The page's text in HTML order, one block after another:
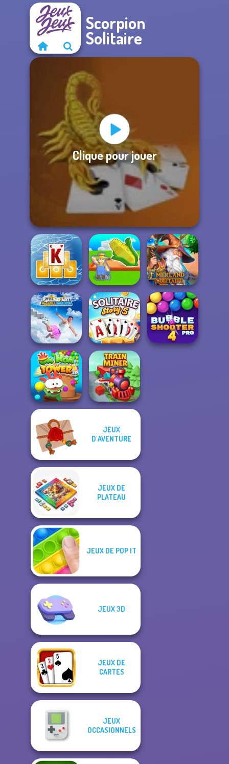
Scorpion
Solitaire
Clique pour jouer
Tripeaks Solitaire
Holiday
My Garden
Journey
Emerland
Solitaire
Falling Art
Ragdoll
Simulator
Solitaire Story
TriPeaks 5
Om Nom Tower
3D
JEUX
D'AVENTURE
JEUX DE
PLATEAU
JEUX DE POP IT
JEUX 3D
JEUX DE
CARTES
JEUX
OCCASIONNELS